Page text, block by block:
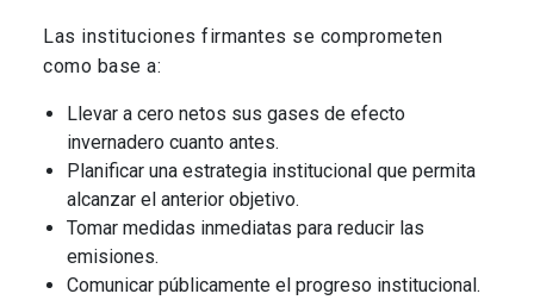
Las instituciones firmantes se comprometen
como base a:
Llevar a cero netos sus gases de efecto
invernadero cuanto antes.
Planificar una estrategia institucional que permita
alcanzar el anterior objetivo.
Tomar medidas inmediatas para reducir las
emisiones.
Comunicar públicamente el progreso institucional.